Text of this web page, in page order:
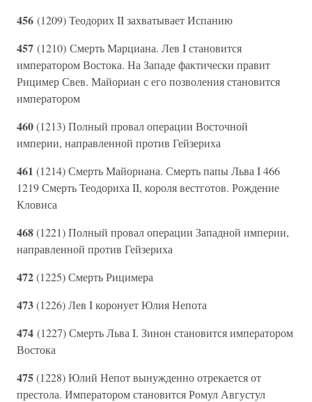
456 (1209) Теодорих II захватывает Испанию
457 (1210) Смерть Марциана. Лев I становится
императором Востока. На Западе фактически правит
Рицимер Свев. Майориан с его позволения становится
императором
460(1213) Полный провал операции Восточной
империи, направленной против Гейзериха
461 (1214) Смерть Майориана. Смерть папы Льва I 466
1219 Смерть Теодориха II, короля вестготов. Рождение
Кловиса
468(1221) Полный провал операции Западной империи,
направленной против Гейзериха
472(1225) Смерть Рицимера
473(1226) Лев I коронует Юлия Непота
474 (1227) Смерть Льва I. Зинон становится императором
Востока
475(1228) Юлий Непот вынужденно отрекается от
престола. Императором становится Ромул Августул